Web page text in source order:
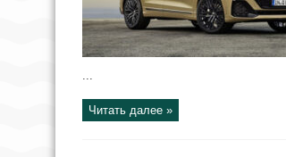
...
Читать далее »